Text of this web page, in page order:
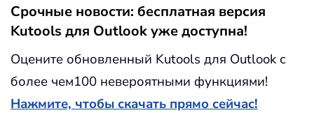
Срочные новости: бесплатная версия
Kutools для Outlook уже доступна!
Оцените обновленный Kutools для Outlook с
более чем100 невероятными функциями!
Нажмите, чтобы скачать прямо сейчас!